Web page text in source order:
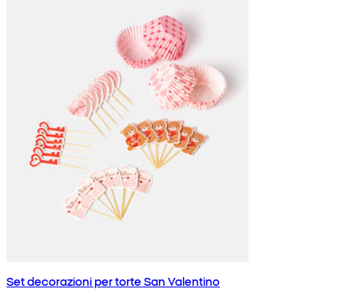
Set decorazioni per torte San Valentino